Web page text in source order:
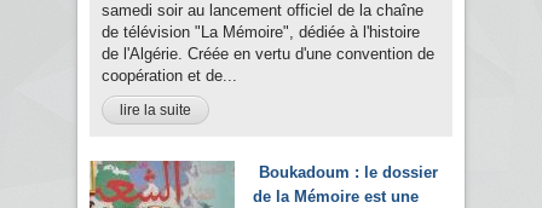
samedi soir au lancement officiel de la chaîne
de télévision "La Mémoire", dédiée à l'histoire
de l'Algérie. Créée en vertu d'une convention de
coopération et de...
lire la suite
Boukadoum : le dossier
de la Mémoire est une